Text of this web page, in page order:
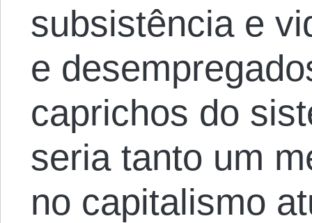
subsistência e
e
caprichos do
seria tanto um
no capitalismo